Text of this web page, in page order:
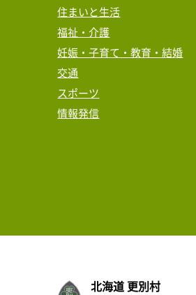
住まいと生活
福祉・介護
妊娠・子育て・教育・結婚
交通
スポーツ
情報発信
北海道 更別村